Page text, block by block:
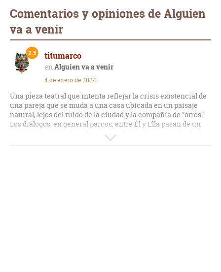
Comentarios y opiniones de Alguien
va a venir
titumarco
Alguien va a venir
2.5
4 de enero de 2024
Una pieza teatral que intenta reflejar la crisis existencial de
una pareja que se muda a una casa ubicada en un paisaje
natural, lejos del ruido de la ciudad y la compañía de "otros".
Los diálogos, en general parcos, entre Él y Ella pasan de un
entusiasmo inicial por la nueva vida, juntos, que no "solos", a
una inquietud que surge en Ella por "alguien que va a venir",